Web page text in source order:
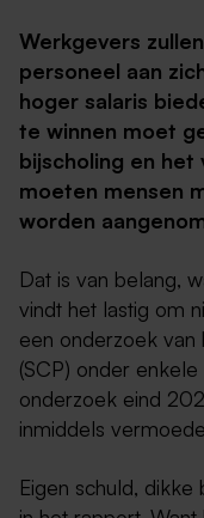
Werkgevers
personeel aan
hoger salaris
te winnen moet
bijscholing en het
moeten mensen
worden
Dat is van belang,
vindt het lastig om
een onderzoek van
(SCP) onder
onderzoek eind
inmiddels
Eigen schuld,